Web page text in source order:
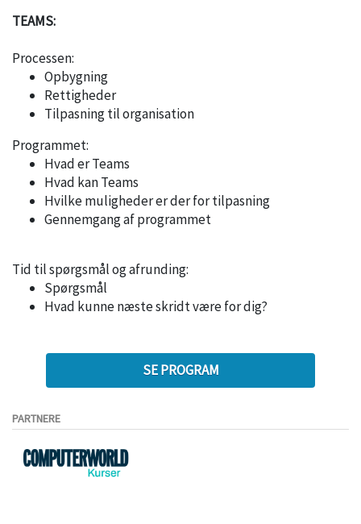
TEAMS:
Processen:
Opbygning
Rettigheder
Tilpasning til organisation
Programmet:
Hvad er Teams
Hvad kan Teams
Hvilke muligheder er der for tilpasning
Gennemgang af programmet
Tid til spørgsmål og afrunding:
Spørgsmål
Hvad kunne næste skridt være for dig?
SE PROGRAM
PARTNERE